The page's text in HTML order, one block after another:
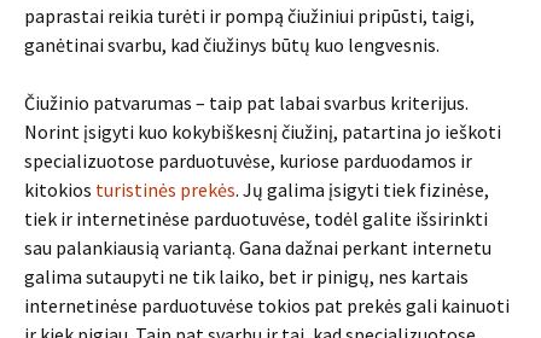
paprastai reikia turėti ir pompą čiužiniui pripūsti, taigi,
ganėtinai svarbu, kad čiužinys būtų kuo lengvesnis.
Čiužinio patvarumas – taip pat labai svarbus kriterijus.
Norint įsigyti kuo kokybiškesnį čiužinį, patartina jo ieškoti
specializuotose parduotuvėse, kuriose parduodamos ir
kitokios turistinės prekės. Jų galima įsigyti tiek fizinėse,
tiek ir internetinėse parduotuvėse, todėl galite išsirinkti
sau palankiausią variantą. Gana dažnai perkant internetu
galima sutaupyti ne tik laiko, bet ir pinigų, nes kartais
internetinėse parduotuvėse tokios pat prekės gali kainuoti